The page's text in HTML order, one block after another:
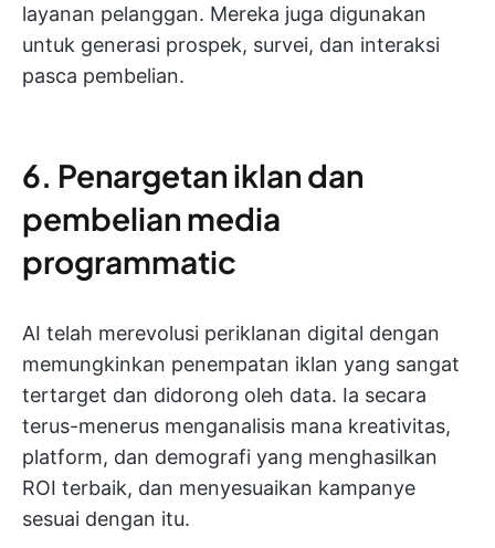
layanan pelanggan. Mereka juga digunakan
untuk generasi prospek, survei, dan interaksi
pasca pembelian.
6. Penargetan iklan dan
pembelian media
programmatic
AI telah merevolusi periklanan digital dengan
memungkinkan penempatan iklan yang sangat
tertarget dan didorong oleh data. Ia secara
terus-menerus menganalisis mana kreativitas,
platform, dan demografi yang menghasilkan
ROI terbaik, dan menyesuaikan kampanye
sesuai dengan itu.